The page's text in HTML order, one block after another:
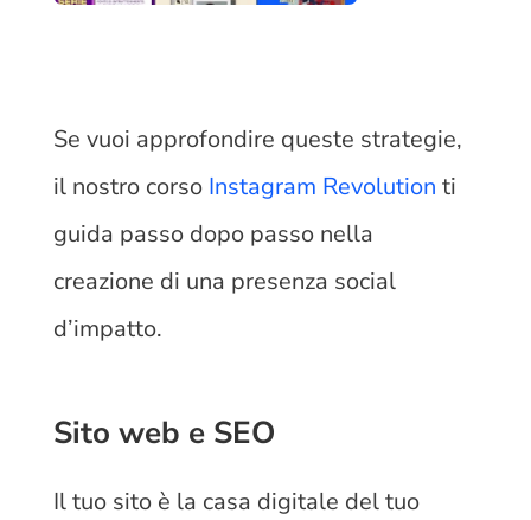
Se vuoi approfondire queste strategie,
il nostro corso Instagram Revolution ti
guida passo dopo passo nella
creazione di una presenza social
d’impatto.
Sito web e SEO
Il tuo sito è la casa digitale del tuo